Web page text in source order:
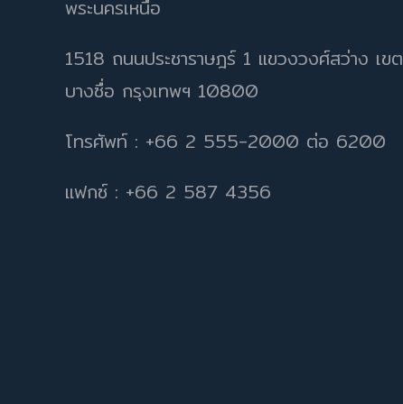
พระนครเหนือ
1518 ถนนประชาราษฎร์ 1 แขวงวงศ์สว่าง เขต
บางซื่อ กรุงเทพฯ 10800
โทรศัพท์ : +66 2 555-2000 ต่อ 6200
แฟกซ์ : +66 2 587 4356